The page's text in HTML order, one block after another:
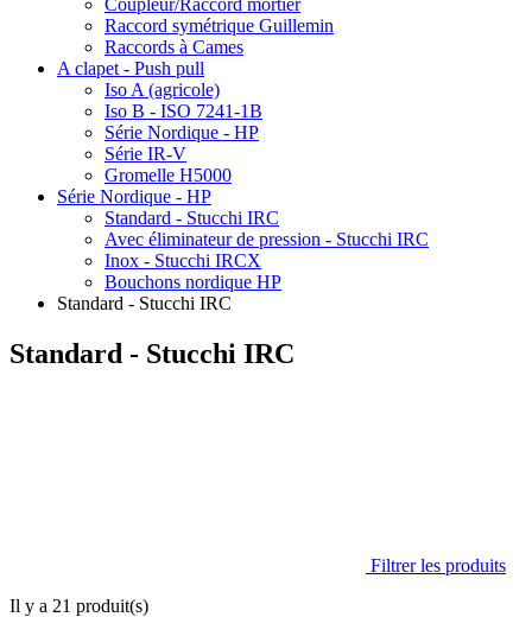
Raccord symétrique Guillemin
Raccords à Cames
A clapet - Push pull
Iso A (agricole)
Iso B - ISO 7241-1B
Série Nordique - HP
Série IR-V
Gromelle H5000
Série Nordique - HP
Standard - Stucchi IRC
Avec éliminateur de pression - Stucchi IRC
Inox - Stucchi IRCX
Bouchons nordique HP
Standard - Stucchi IRC
Standard - Stucchi IRC
Filtrer les produits
Il y a 21 produit(s)